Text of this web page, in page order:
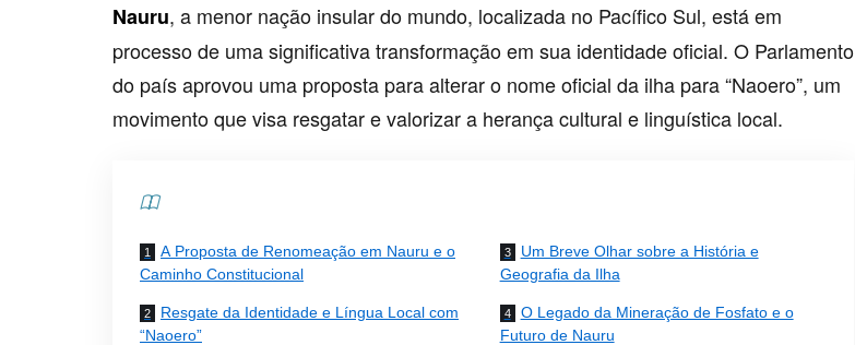
Nauru, a menor nação insular do mundo, localizada no Pacífico Sul, está em
processo de uma significativa transformação em sua identidade oficial. O Parlamento
do país aprovou uma proposta para alterar o nome oficial da ilha para “Naoero”, um
movimento que visa resgatar e valorizar a herança cultural e linguística local.
A Proposta de Renomeação em Nauru e o
Caminho Constitucional
Resgate da Identidade e Língua Local com
“Naoero”
Um Breve Olhar sobre a História e
Geografia da Ilha
O Legado da Mineração de Fosfato e o
Futuro de Nauru